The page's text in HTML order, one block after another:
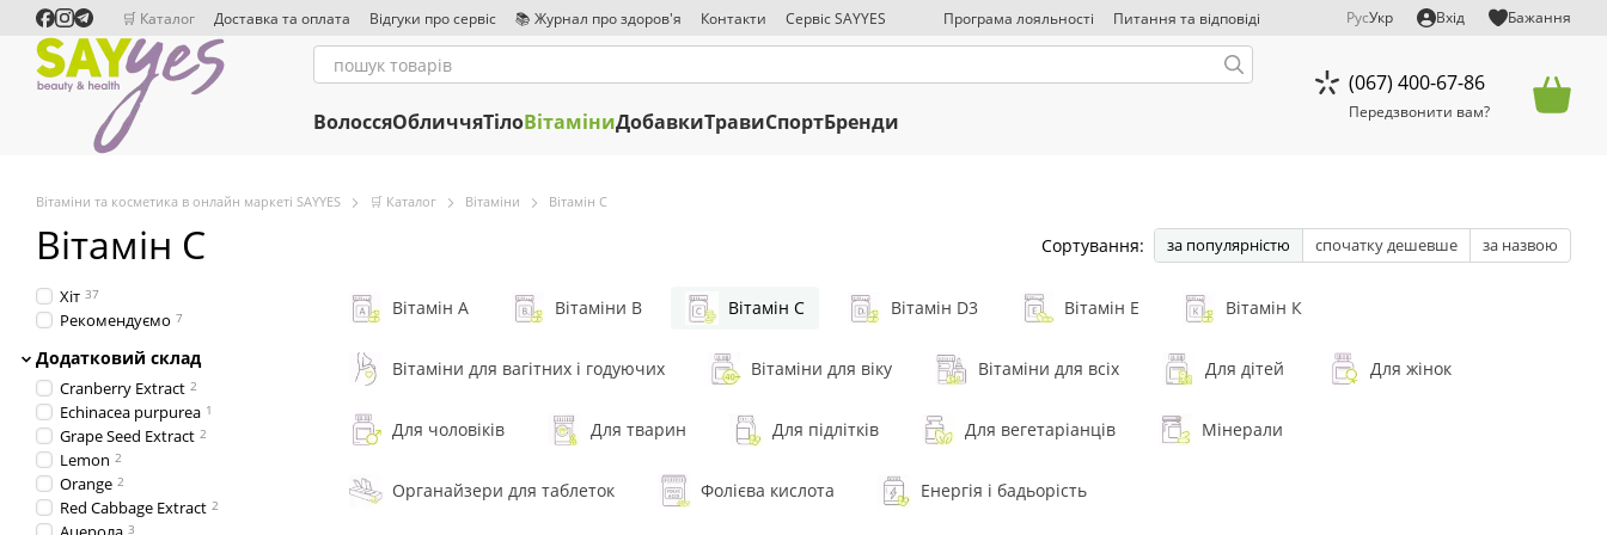
Перейти до основного контенту
🛒 Каталог Доставка та оплата Відгуки про сервіс 📚 Журнал про здоров'я Контакти Сервіс SAYYES Програма лояльності
Питання та відповіді
Співробітництво
Редакційна політика ЗМІ про нас Публична оферта Політика конфіденційності Відмова від відповідальності
РусУкр Вхід Бажання
ВолоссяОбличчяТілоВітаміниДобавкиТравиСпортБренди
(067) 400-67-86
Передзвонити вам?
Вітаміни та косметика в онлайн маркеті SAYYES 🛒 Каталог Вітаміни Вітамін C
Вітамін C Сортування: за популярністю спочатку дешевше за назвою
Вітамін А Вітаміни В Вітамін C Вітамін D3 Вітамін Е Вітамін К
Вітаміни для вагітних і годуючих Вітаміни для віку Вітаміни для всіх Для дітей Для жінок
Для чоловіків Для тварин Для підлітків Для вегетаріанців Мінерали
Органайзери для таблеток Фолієва кислота Енергія і бадьорість
Хіт 37
Рекомендуємо 7
Додатковий склад
Cranberry Extract 2
Echinacea purpurea 1
Grape Seed Extract 2
Lemon 2
Orange 2
Red Cabbage Extract 2
3